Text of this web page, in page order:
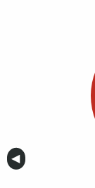
Anterior
◀︎